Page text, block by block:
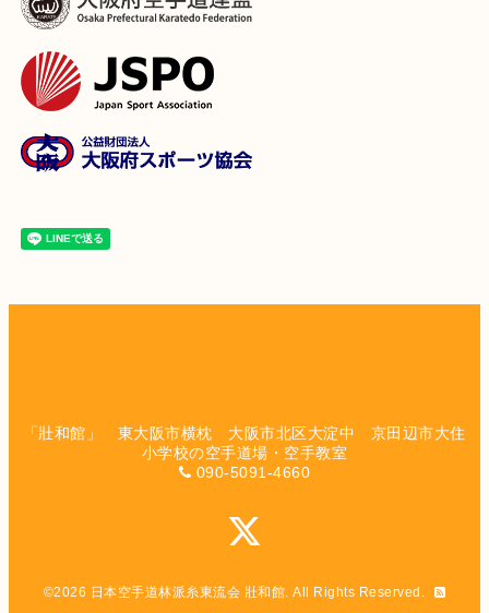
「壯和館」 東大阪市横枕 大阪市北区大淀中 京田辺市大住
小学校の空手道場・空手教室
090-5091-4660
©2026 日本空手道林派糸東流会 壯和館. All Rights Reserved.